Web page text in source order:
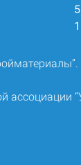
ассоциации